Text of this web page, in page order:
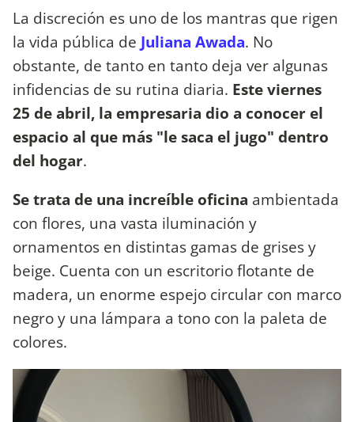
La discreción es uno de los mantras que rigen
la vida pública de Juliana Awada. No
obstante, de tanto en tanto deja ver algunas
infidencias de su rutina diaria. Este viernes
25 de abril, la empresaria dio a conocer el
espacio al que más "le saca el jugo" dentro
del hogar.
Se trata de una increíble oficina ambientada
con flores, una vasta iluminación y
ornamentos en distintas gamas de grises y
beige. Cuenta con un escritorio flotante de
madera, un enorme espejo circular con marco
negro y una lámpara a tono con la paleta de
colores.